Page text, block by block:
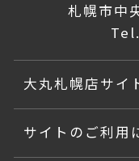
札幌市中
大丸札幌店サイ
サイトのご利用